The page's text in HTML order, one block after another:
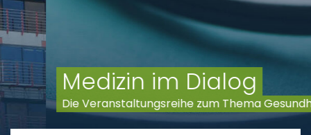
Medizin im Dialog
Die Veranstaltungsreihe zum Thema Gesundheit